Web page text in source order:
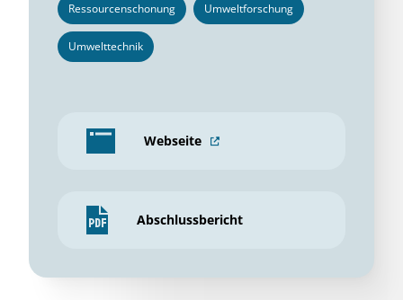
Ressourcenschonung Umweltforschung
Umwelttechnik
Webseite
Abschlussbericht